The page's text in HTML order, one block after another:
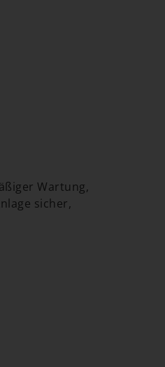
Wartung,
sicher,